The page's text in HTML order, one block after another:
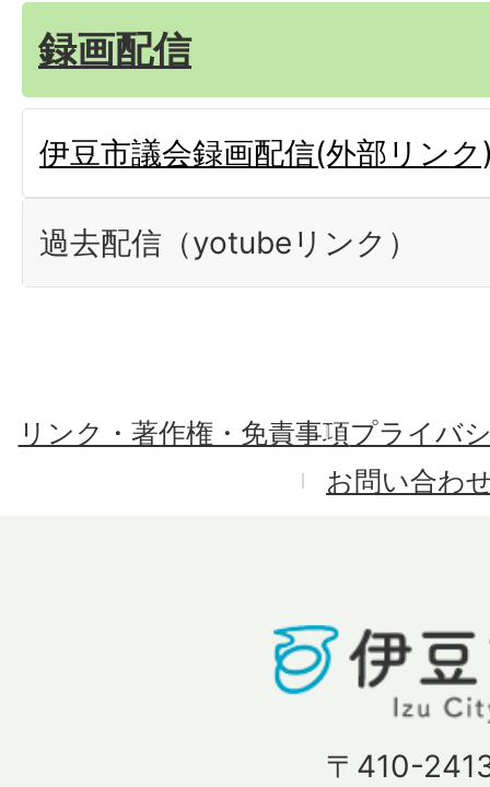
録画配信
伊豆市議会録画配信(外部リンク
過去配信（yotubeリンク）
リンク・著作権・免責事項プライバ
お問い合わ
〒410-